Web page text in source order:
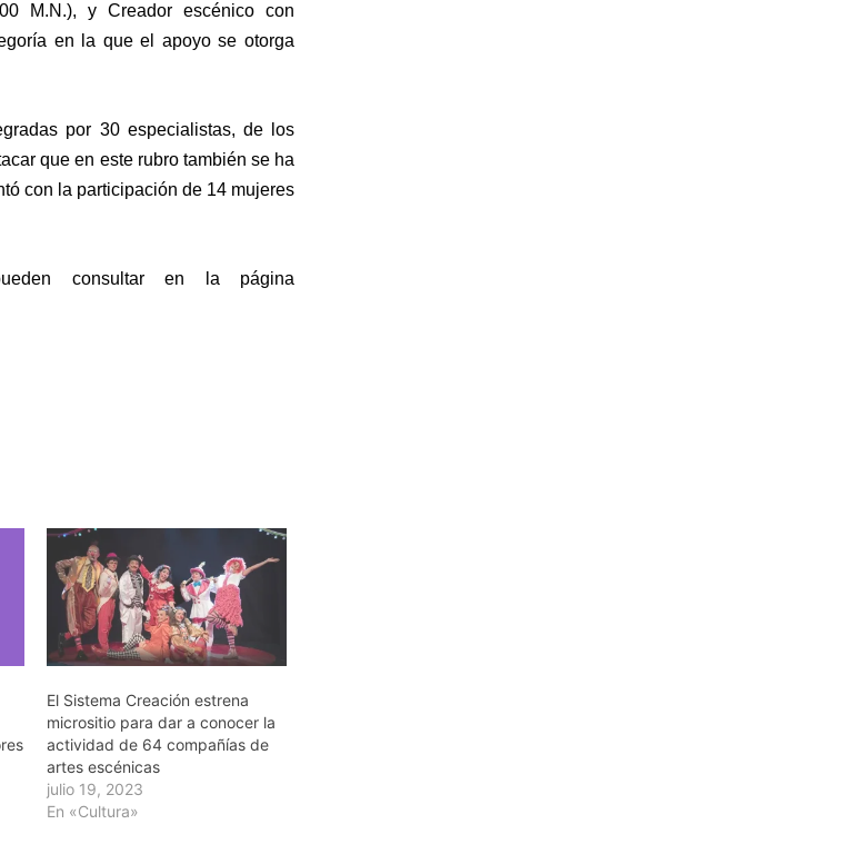
M.N.), y Creador escénico con
en la que el apoyo se otorga
por 30 especialistas, de los
que en este rubro también se ha
con la participación de 14 mujeres
consultar en la página
El Sistema Creación estrena
micrositio para dar a conocer la
actividad de 64 compañías de
artes escénicas
julio 19, 2023
En «Cultura»